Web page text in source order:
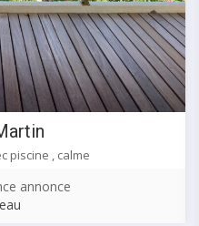
piscine , calme
annonce